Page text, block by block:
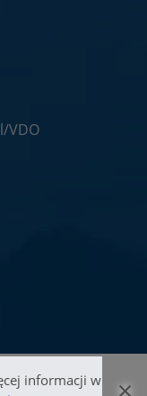
informacji w
VDO